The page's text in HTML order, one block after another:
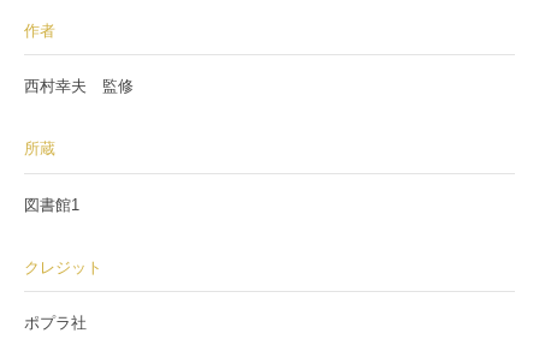
作者
西村幸夫 監修
所蔵
図書館1
クレジット
ポプラ社